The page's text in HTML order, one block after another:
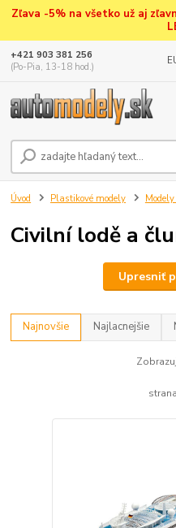
Zľava -5% na všetko už aj
+421 903 381 256
(Po-Pia, 13-18 hod.)
Úvod Plastikové modely
Civilní lodě a
Upresniť
Najnovšie Najlacnejšie
strana